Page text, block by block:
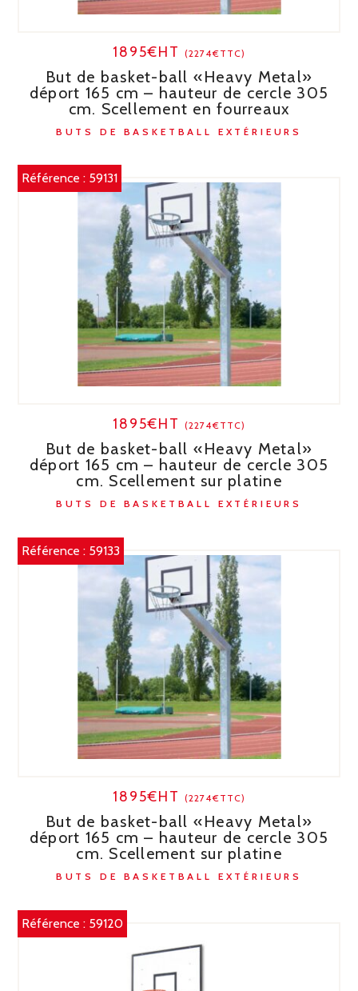
1895€HT (2274€TTC)
But de basket-ball «Heavy Metal»
déport 165 cm – hauteur de cercle 305
cm. Scellement en fourreaux
BUTS DE BASKETBALL EXTÉRIEURS
Référence : 59131
1895€HT (2274€TTC)
But de basket-ball «Heavy Metal»
déport 165 cm – hauteur de cercle 305
cm. Scellement sur platine
BUTS DE BASKETBALL EXTÉRIEURS
Référence : 59133
1895€HT (2274€TTC)
But de basket-ball «Heavy Metal»
déport 165 cm – hauteur de cercle 305
cm. Scellement sur platine
BUTS DE BASKETBALL EXTÉRIEURS
Référence : 59120